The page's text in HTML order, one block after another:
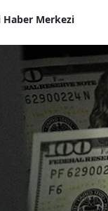
Haber Merkezi